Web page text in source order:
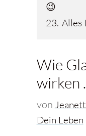
😉
23. Alles
Wie
wirken
von
Dein Leben